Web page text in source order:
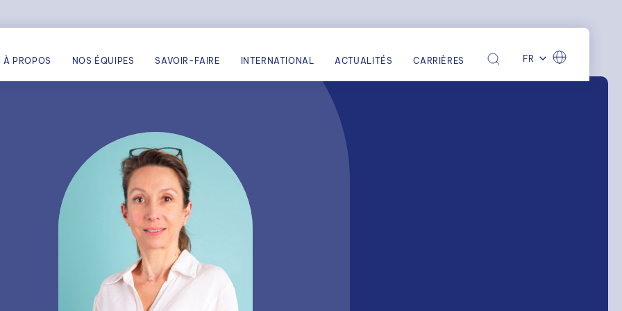
À PROPOS NOS ÉQUIPES SAVOIR-FAIRE INTERNATIONAL ACTUALITÉS CARRIÈRES FR